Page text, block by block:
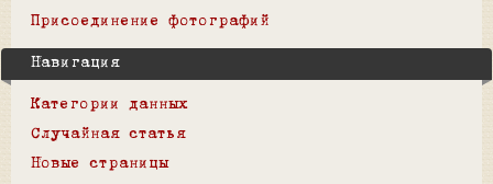
Присоединение фотографий
Навигация
Категории данных
Случайная статья
Новые страницы